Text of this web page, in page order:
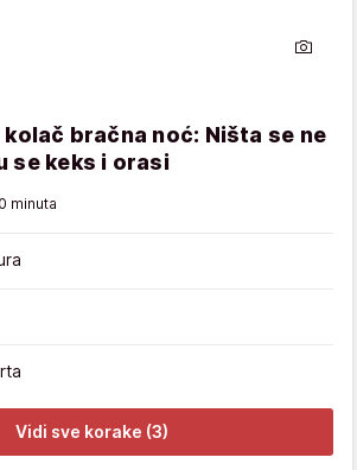
bračna noć: Ništa se ne
se keks i orasi
minuta
Vidi sve korake (3)